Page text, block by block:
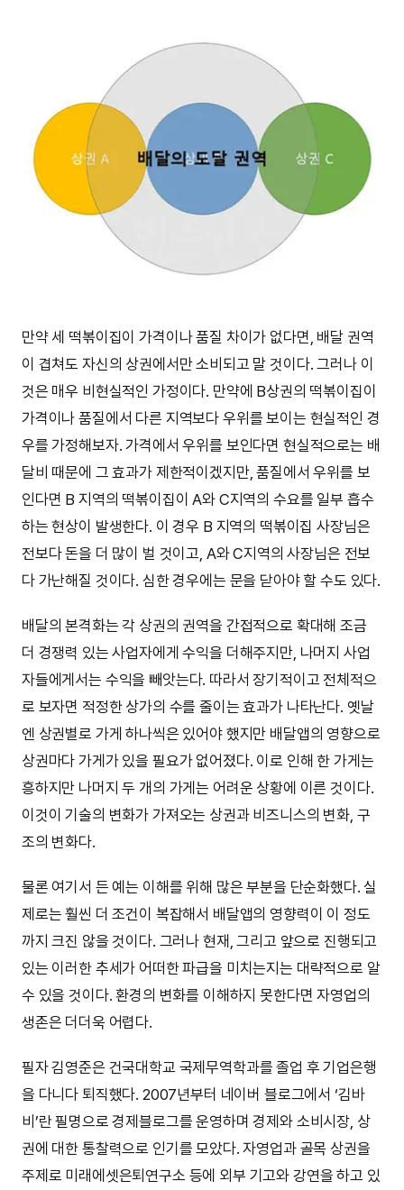
만약 세 떡볶이집이 가격이나 품질 차이가 없다면, 배달 권역
이 겹쳐도 자신의 상권에서만 소비되고 말 것이다. 그러나 이
것은 매우 비현실적인 가정이다. 만약에 B상권의 떡볶이집이
가격이나 품질에서 다른 지역보다 우위를 보이는 현실적인 경
우를 가정해보자. 가격에서 우위를 보인다면 현실적으로는 배
달비 때문에 그 효과가 제한적이겠지만, 품질에서 우위를 보
인다면 B 지역의 떡볶이집이 A와 C지역의 수요를 일부 흡수
하는 현상이 발생한다. 이 경우 B 지역의 떡볶이집 사장님은
전보다 돈을 더 많이 벌 것이고, A와 C지역의 사장님은 전보
다 가난해질 것이다. 심한 경우에는 문을 닫아야 할 수도 있다.
배달의 본격화는 각 상권의 권역을 간접적으로 확대해 조금
더 경쟁력 있는 사업자에게 수익을 더해주지만, 나머지 사업
자들에게서는 수익을 빼앗는다. 따라서 장기적이고 전체적으
로 보자면 적정한 상가의 수를 줄이는 효과가 나타난다. 옛날
엔 상권별로 가게 하나씩은 있어야 했지만 배달앱의 영향으로
상권마다 가게가 있을 필요가 없어졌다. 이로 인해 한 가게는
흥하지만 나머지 두 개의 가게는 어려운 상황에 이른 것이다.
이것이 기술의 변화가 가져오는 상권과 비즈니스의 변화, 구
조의 변화다.
물론 여기서 든 예는 이해를 위해 많은 부분을 단순화했다. 실
제로는 훨씬 더 조건이 복잡해서 배달앱의 영향력이 이 정도
까지 크진 않을 것이다. 그러나 현재, 그리고 앞으로 진행되고
있는 이러한 추세가 어떠한 파급을 미치는지는 대략적으로 알
수 있을 것이다. 환경의 변화를 이해하지 못한다면 자영업의
생존은 더더욱 어렵다.
필자 김영준은 건국대학교 국제무역학과를 졸업 후 기업은행
을 다니다 퇴직했다. 2007년부터 네이버 블로그에서 ‘김바
비’란 필명으로 경제블로그를 운영하며 경제와 소비시장, 상
권에 대한 통찰력으로 인기를 모았다. 자영업과 골목 상권을
주제로 미래에셋은퇴연구소 등에 외부 기고와 강연을 하고 있